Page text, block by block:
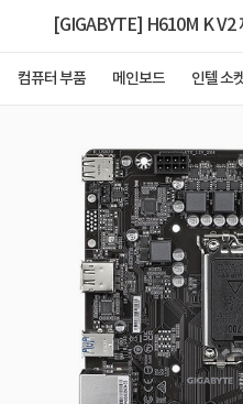
[GIGABYTE] H610M K V2
컴퓨터 부품 메인보드 인텔 소